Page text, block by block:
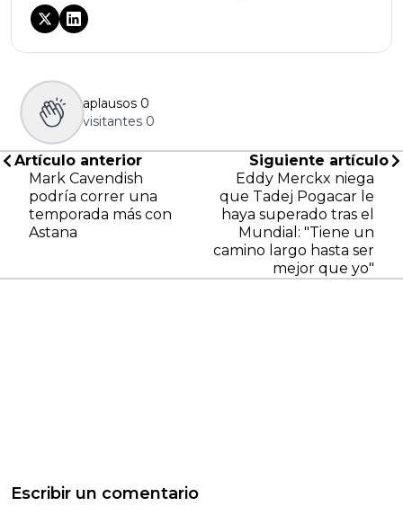
aplausos 0
visitantes 0
Artículo anterior
Mark Cavendish
podría correr una
temporada más con
Astana
Siguiente artículo
Eddy Merckx niega
que Tadej Pogacar le
haya superado tras el
Mundial: "Tiene un
camino largo hasta ser
mejor que yo"
Escribir un comentario